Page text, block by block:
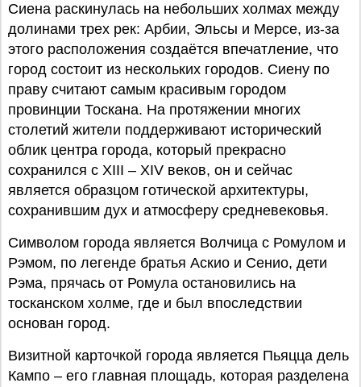
Сиена раскинулась на небольших холмах между
долинами трех рек: Арбии, Эльсы и Мерсе, из-за
этого расположения создаётся впечатление, что
город состоит из нескольких городов. Сиену по
праву считают самым красивым городом
провинции Тоскана. На протяжении многих
столетий жители поддерживают исторический
облик центра города, который прекрасно
сохранился с XIII – XIV веков, он и сейчас
является образцом готической архитектуры,
сохранившим дух и атмосферу средневековья.
Символом города является Волчица с Ромулом и
Рэмом, по легенде братья Аскио и Сенио, дети
Рэма, прячась от Ромула остановились на
тосканском холме, где и был впоследствии
основан город.
Визитной карточкой города является Пьяцца дель
Кампо – его главная площадь, которая разделена